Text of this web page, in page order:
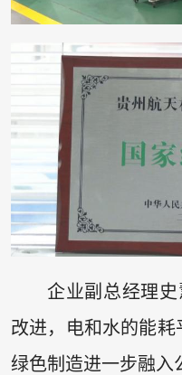
企业副总经理
改进，电和水的能耗
绿色制造进一步融入